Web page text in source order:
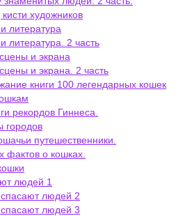
художников
литература
литература. 2 часть
и экрана
и экрана. 2 часть
книги 100 легендарных кошек
рекордов Гиннеса.
путешественники.
фактов о кошках.
людей 1
людей 2
людей 3